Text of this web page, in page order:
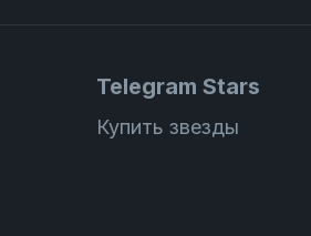
Telegram Stars
Купить звезды